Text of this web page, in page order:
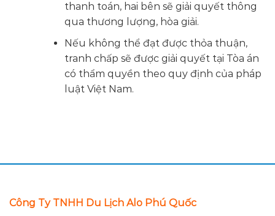
thanh toán, hai bên sẽ giải quyết thông
qua thương lượng, hòa giải.
Nếu không thể đạt được thỏa thuận,
tranh chấp sẽ được giải quyết tại Tòa án
có thẩm quyền theo quy định của pháp
luật Việt Nam.
Công Ty TNHH Du Lịch Alo Phú Quốc